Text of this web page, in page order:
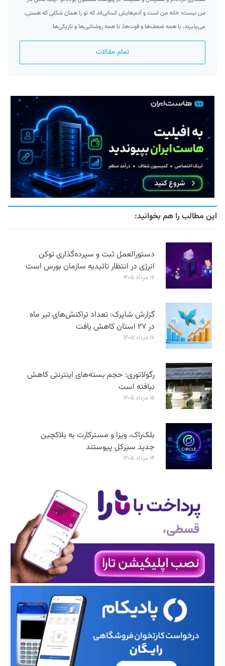
من نیست؛ خانه من است و آدم‌هایش کسانی‌اند که تو را همان شکلی که هستی،
می‌پذیرند، با همه ضعف‌ها و قوت‌ها، با همه روشنایی‌ها و تاریکی‌ها.
تمام مقالات
این مطالب را هم بخوانید:
دستورالعمل ثبت و سپرده‌گذاری توکن
انرژی در انتظار تائیدیه سازمان بورس است
۱۷ مرداد ۱۴۰۵
گزارش شاپرک: تعداد تراکنش‌های تیر ماه
در ۲۷ استان‌ کاهش یافت
۱۷ مرداد ۱۴۰۵
رگولاتوری: حجم بسته‌های اینترنتی کاهش
نیافته است
۱۵ مرداد ۱۴۰۵
بلک‌راک، ویزا و مسترکارت به بلاکچین
جدید سیرکل پیوستند
۱۴ مرداد ۱۴۰۵